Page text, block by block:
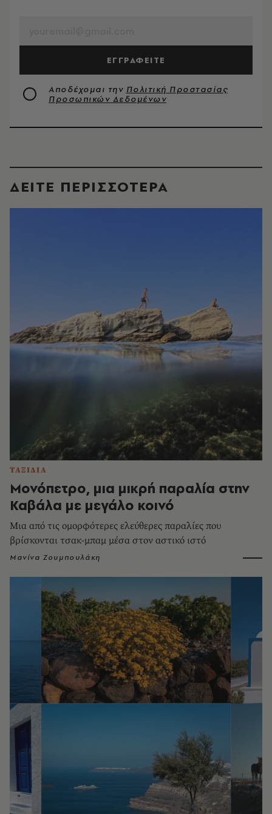
ΕΓΓΡΑΦΕΙΤΕ
Αποδέχομαι την Πολιτική Προστασίας
Προσωπικών Δεδομένων
ΔΕΙΤΕ ΠΕΡΙΣΣΟΤΕΡΑ
ΤΑΞΙΔΙΑ
Μονόπετρο, μια μικρή παραλία στην
Καβάλα με μεγάλο κοινό
Μια από τις ομορφότερες ελεύθερες παραλίες που
βρίσκονται τσακ-μπαμ μέσα στον αστικό ιστό
Μανίνα Ζουμπουλάκη